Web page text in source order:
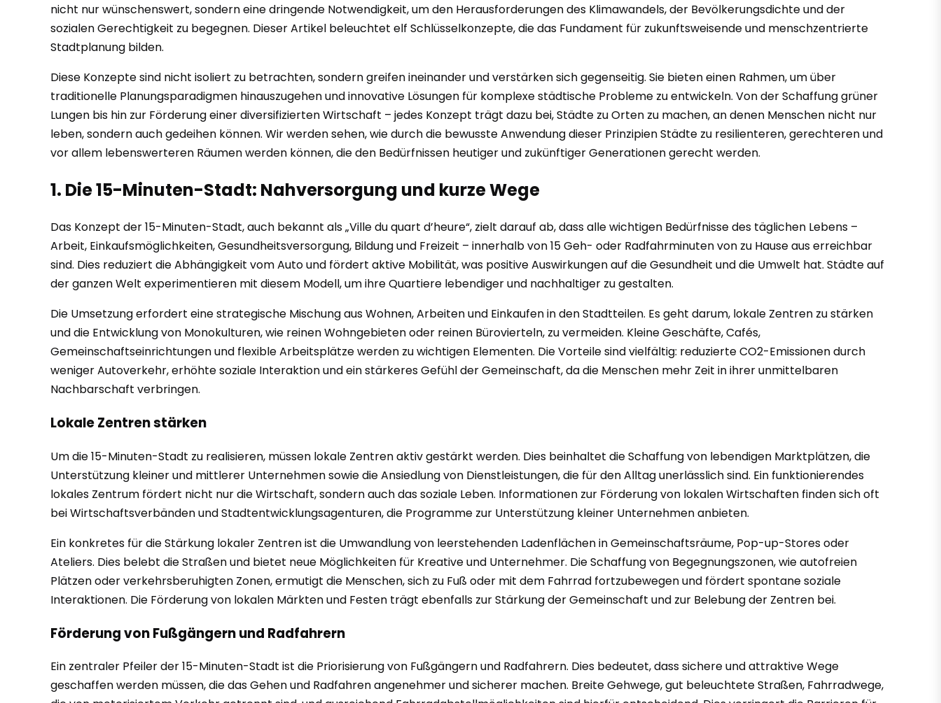
nicht nur wünschenswert, sondern eine dringende Notwendigkeit, um den Herausforderungen des Klimawandels, der Bevölkerungsdichte und der
sozialen Gerechtigkeit zu begegnen. Dieser Artikel beleuchtet elf Schlüsselkonzepte, die das Fundament für zukunftsweisende und menschzentrierte
Stadtplanung bilden.
Diese Konzepte sind nicht isoliert zu betrachten, sondern greifen ineinander und verstärken sich gegenseitig. Sie bieten einen Rahmen, um über
traditionelle Planungsparadigmen hinauszugehen und innovative Lösungen für komplexe städtische Probleme zu entwickeln. Von der Schaffung grüner
Lungen bis hin zur Förderung einer diversifizierten Wirtschaft – jedes Konzept trägt dazu bei, Städte zu Orten zu machen, an denen Menschen nicht nur
leben, sondern auch gedeihen können. Wir werden sehen, wie durch die bewusste Anwendung dieser Prinzipien Städte zu resilienteren, gerechteren und
vor allem lebenswerteren Räumen werden können, die den Bedürfnissen heutiger und zukünftiger Generationen gerecht werden.
1. Die 15-Minuten-Stadt: Nahversorgung und kurze Wege
Das Konzept der 15-Minuten-Stadt, auch bekannt als „Ville du quart d’heure“, zielt darauf ab, dass alle wichtigen Bedürfnisse des täglichen Lebens –
Arbeit, Einkaufsmöglichkeiten, Gesundheitsversorgung, Bildung und Freizeit – innerhalb von 15 Geh- oder Radfahrminuten von zu Hause aus erreichbar
sind. Dies reduziert die Abhängigkeit vom Auto und fördert aktive Mobilität, was positive Auswirkungen auf die Gesundheit und die Umwelt hat. Städte auf
der ganzen Welt experimentieren mit diesem Modell, um ihre Quartiere lebendiger und nachhaltiger zu gestalten.
Die Umsetzung erfordert eine strategische Mischung aus Wohnen, Arbeiten und Einkaufen in den Stadtteilen. Es geht darum, lokale Zentren zu stärken
und die Entwicklung von Monokulturen, wie reinen Wohngebieten oder reinen Bürovierteln, zu vermeiden. Kleine Geschäfte, Cafés,
Gemeinschaftseinrichtungen und flexible Arbeitsplätze werden zu wichtigen Elementen. Die Vorteile sind vielfältig: reduzierte CO2-Emissionen durch
weniger Autoverkehr, erhöhte soziale Interaktion und ein stärkeres Gefühl der Gemeinschaft, da die Menschen mehr Zeit in ihrer unmittelbaren
Nachbarschaft verbringen.
Lokale Zentren stärken
Um die 15-Minuten-Stadt zu realisieren, müssen lokale Zentren aktiv gestärkt werden. Dies beinhaltet die Schaffung von lebendigen Marktplätzen, die
Unterstützung kleiner und mittlerer Unternehmen sowie die Ansiedlung von Dienstleistungen, die für den Alltag unerlässlich sind. Ein funktionierendes
lokales Zentrum fördert nicht nur die Wirtschaft, sondern auch das soziale Leben. Informationen zur Förderung von lokalen Wirtschaften finden sich oft
bei Wirtschaftsverbänden und Stadtentwicklungsagenturen, die Programme zur Unterstützung kleiner Unternehmen anbieten.
Ein konkretes für die Stärkung lokaler Zentren ist die Umwandlung von leerstehenden Ladenflächen in Gemeinschaftsräume, Pop-up-Stores oder
Ateliers. Dies belebt die Straßen und bietet neue Möglichkeiten für Kreative und Unternehmer. Die Schaffung von Begegnungszonen, wie autofreien
Plätzen oder verkehrsberuhigten Zonen, ermutigt die Menschen, sich zu Fuß oder mit dem Fahrrad fortzubewegen und fördert spontane soziale
Interaktionen. Die Förderung von lokalen Märkten und Festen trägt ebenfalls zur Stärkung der Gemeinschaft und zur Belebung der Zentren bei.
Förderung von Fußgängern und Radfahrern
Ein zentraler Pfeiler der 15-Minuten-Stadt ist die Priorisierung von Fußgängern und Radfahrern. Dies bedeutet, dass sichere und attraktive Wege
geschaffen werden müssen, die das Gehen und Radfahren angenehmer und sicherer machen. Breite Gehwege, gut beleuchtete Straßen, Fahrradwege,